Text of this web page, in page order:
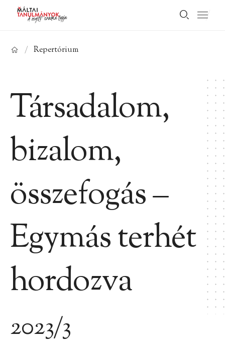
/ Repertórium
Társadalom,
bizalom,
összefogás –
Egymás terhét
hordozva
2023/3